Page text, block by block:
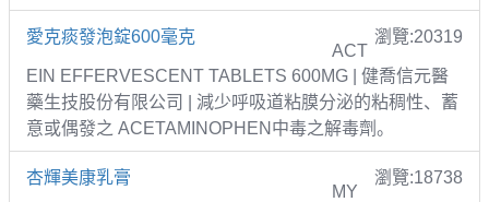
愛克痰發泡錠600毫克 瀏覽:20319
ACT
EIN EFFERVESCENT TABLETS 600MG | 健喬信元醫
藥生技股份有限公司 | 減少呼吸道粘膜分泌的粘稠性、蓄
意或偶發之 ACETAMINOPHEN中毒之解毒劑。
杏輝美康乳膏 瀏覽:18738
MY